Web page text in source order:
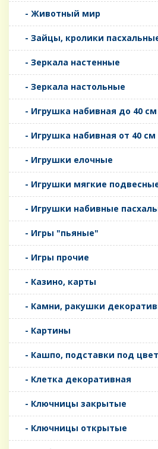
- Животный мир
- Зайцы, кролики
- Зеркала настенные
- Зеркала настольные
- Игрушка набивная до 40 см
- Игрушка набивная от 40 см
- Игрушки елочные
- Игрушки мягкие
- Игрушки набивные
- Игры "пьяные"
- Игры прочие
- Казино, карты
- Камни, ракушки
- Картины
- Кашпо, подставки под
- Клетка декоративная
- Ключницы закрытые
- Ключницы открытые